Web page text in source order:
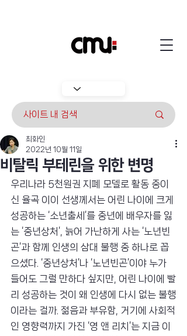
비탈릭 부테린을 위한 변명
최화인
2022년 10월 11일
우리나라 5천원권 지폐 모델로 활동 중이
신 율곡 이이 선생께서는 어린 나이에 크게
성공하는 ‘소년출세’를 중년에 배우자를 잃
는 ‘중년상처’, 늙어 가난하게 사는 ‘노년빈
곤’과 함께 인생의 삼대 불행 중 하나로 꼽
으셨다. ‘중년상처’나 ‘노년빈곤’이야 누가
들어도 그럴 만하다 싶지만, 어린 나이에 빨
리 성공하는 것이 왜 인생에 다시 없는 불행
이라는 걸까. 젊음과 부유함, 거기에 사회적
인 영향력까지 가진 ‘영 앤 리치’는 지금 이